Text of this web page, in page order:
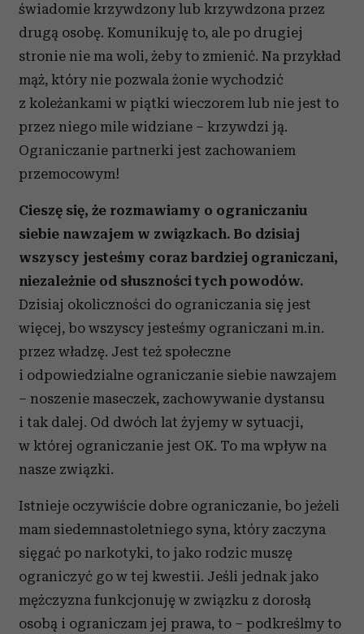
świadomie krzywdzony lub krzywdzona przez
drugą osobę. Komunikuję to, ale po drugiej
stronie nie ma woli, żeby to zmienić. Na przykład
mąż, który nie pozwala żonie wychodzić
z koleżankami w piątki wieczorem lub nie jest to
przez niego mile widziane – krzywdzi ją.
Ograniczanie partnerki jest zachowaniem
przemocowym!
Cieszę się, że rozmawiamy o ograniczaniu
siebie nawzajem w związkach. Bo dzisiaj
wszyscy jesteśmy coraz bardziej ograniczani,
niezależnie od słuszności tych powodów.
Dzisiaj okoliczności do ograniczania się jest
więcej, bo wszyscy jesteśmy ograniczani m.in.
przez władzę. Jest też społeczne
i odpowiedzialne ograniczanie siebie nawzajem
– noszenie maseczek, zachowywanie dystansu
i tak dalej. Od dwóch lat żyjemy w sytuacji,
w której ograniczanie jest OK. To ma wpływ na
nasze związki.
Istnieje oczywiście dobre ograniczanie, bo jeżeli
mam siedemnastoletniego syna, który zaczyna
sięgać po narkotyki, to jako rodzic muszę
ograniczyć go w tej kwestii. Jeśli jednak jako
mężczyzna funkcjonuję w związku z dorosłą
osobą i ograniczam jej prawa, to – podkreślmy to